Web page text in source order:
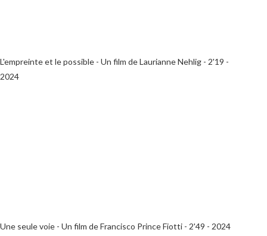
L'empreinte et le possible - Un film de Laurianne Nehlig - 2'19 -
2024
Une seule voie - Un film de Francisco Prince Fiotti - 2'49 - 2024